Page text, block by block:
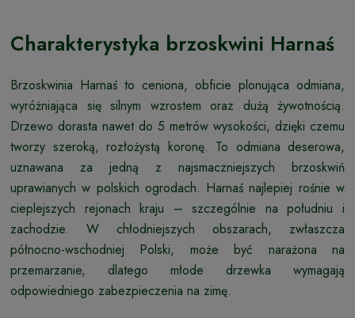
Charakterystyka brzoskwini Harnaś
Brzoskwinia Harnaś to ceniona, obficie plonująca odmiana,
wyróżniająca się silnym wzrostem oraz dużą żywotnością.
Drzewo dorasta nawet do 5 metrów wysokości, dzięki czemu
tworzy szeroką, rozłożystą koronę. To odmiana deserowa,
uznawana za jedną z najsmaczniejszych brzoskwiń
uprawianych w polskich ogrodach. Harnaś najlepiej rośnie w
cieplejszych rejonach kraju – szczególnie na południu i
zachodzie. W chłodniejszych obszarach, zwłaszcza
północno-wschodniej Polski, może być narażona na
przemarzanie, dlatego młode drzewka wymagają
odpowiedniego zabezpieczenia na zimę.